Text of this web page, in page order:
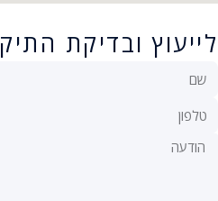
לייעוץ ובדיקת התיק